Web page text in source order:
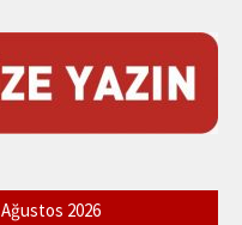
Ağustos 2026